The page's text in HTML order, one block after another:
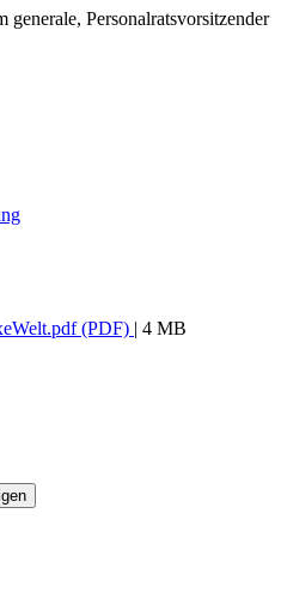
Personalratsvorsitzender
(PDF) | 4 MB